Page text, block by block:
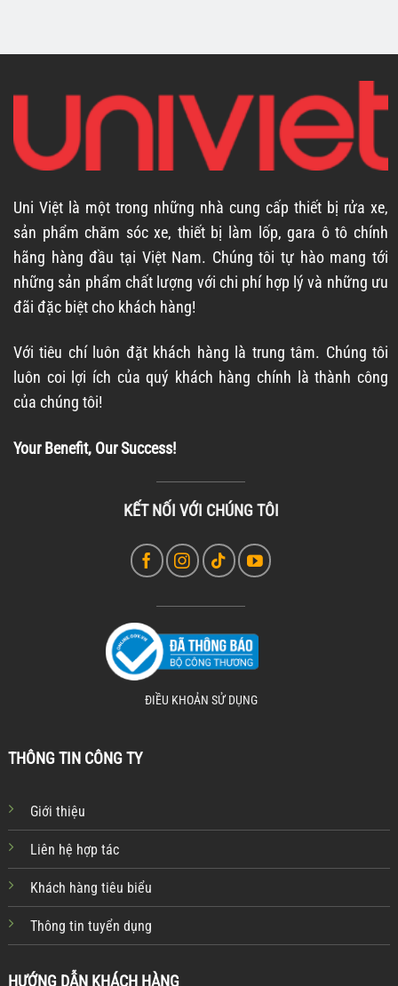
Uni Việt là một trong những nhà cung cấp thiết bị rửa xe,
sản phẩm chăm sóc xe, thiết bị làm lốp, gara ô tô chính
hãng hàng đầu tại Việt Nam. Chúng tôi tự hào mang tới
những sản phẩm chất lượng với chi phí hợp lý và những ưu
đãi đặc biệt cho khách hàng!
Với tiêu chí luôn đặt khách hàng là trung tâm. Chúng tôi
luôn coi lợi ích của quý khách hàng chính là thành công
của chúng tôi!
Your Benefit, Our Success!
KẾT NỐI VỚI CHÚNG TÔI
ĐIỀU KHOẢN SỬ DỤNG
THÔNG TIN CÔNG TY
Giới thiệu
Liên hệ hợp tác
Khách hàng tiêu biểu
Thông tin tuyển dụng
HƯỚNG DẪN KHÁCH HÀNG